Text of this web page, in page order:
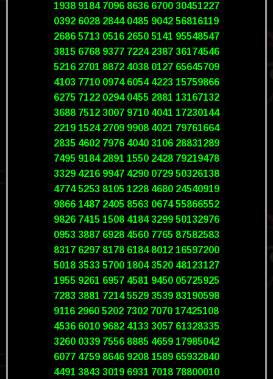
1938 9184 7096 8636 6700 30451227
0392 6028 2844 0485 9042 56816119
2686 5713 0516 2650 5141 95548547
3815 6768 9377 7224 2387 36174546
5216 2701 8872 4038 0127 65645709
4103 7710 0974 6054 4223 15759866
6275 7122 0294 0455 2881 13167132
3688 7512 3007 9710 4041 17230144
2219 1524 2709 9908 4021 79761664
2835 4602 7976 4040 3106 28831289
7495 9184 2891 1550 2428 79219478
3329 4216 9947 4290 0729 50326138
4774 5253 8105 1228 4680 24540919
9866 1487 2405 8563 0674 55866552
9826 7415 1508 4184 3299 50132976
0953 3887 6928 4560 7765 87582583
8317 6297 8178 6184 8012 16597200
5018 3533 5700 1804 3520 48123127
1955 9261 6957 4581 9450 05725925
7283 3881 7214 5529 3539 83190598
9116 2960 5202 7302 7070 17425108
4536 6010 9682 4133 3057 61328335
3260 0339 7556 8885 4659 17985042
6077 4759 8646 9208 1589 65932840
4491 3843 3019 6931 7018 78800010